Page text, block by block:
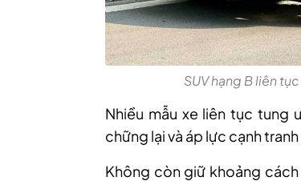
SUV hạng B liên
Nhiều mẫu xe liên tục tung
chững lại và áp lực cạnh
Không còn giữ khoảng